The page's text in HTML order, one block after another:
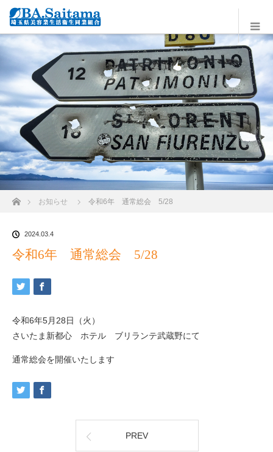
ホームお知らせ 令和6年 通常総会 5/28
2024.03.4
令和6年 通常総会 5/28
令和6年5月28日（火）
さいたま新都心 ホテル ブリランテ武蔵野にて
通常総会を開催いたします
PREV